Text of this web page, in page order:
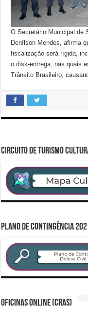
O Secretário Municipal de
Denílson Mendes, afirma
fiscalização será rígida,
o disk-entrega, nas quais
Trânsito Brasileiro,
CIRCUITO DE TURISMO
PLANO DE CONTINGÊNCIA
Oficinas Online (CRAS)